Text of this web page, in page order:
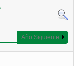
Año Siguiente